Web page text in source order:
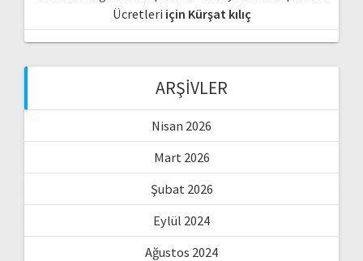
Ücretleri için Kürşat kılıç
ARŞIVLER
Nisan 2026
Mart 2026
Şubat 2026
Eylül 2024
Ağustos 2024